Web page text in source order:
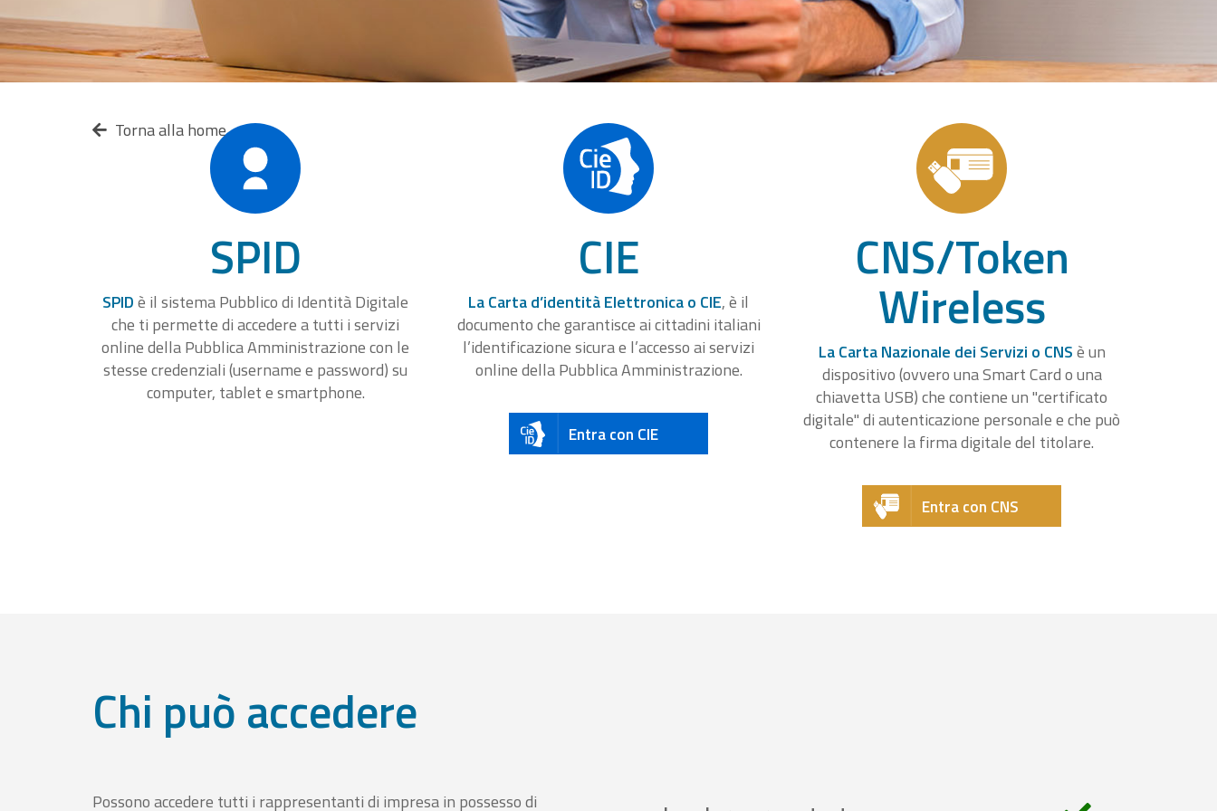
Torna alla home
SPID
SPIDè il sistema Pubblico di Identità Digitale
che ti permette di accedere a tutti i servizi
online della Pubblica Amministrazione con le
stesse credenziali (username e password) su
computer, tablet e smartphone.
CIE
La Carta d’identità Elettronica o CIE, è il
documento che garantisce ai cittadini italiani
l’identificazione sicura e l’accesso ai servizi
online della Pubblica Amministrazione.
Entra con CIE
CNS/Token
Wireless
La Carta Nazionale dei Servizi o CNSè un
dispositivo (ovvero una Smart Card o una
chiavetta USB) che contiene un "certificato
digitale" di autenticazione personale e che può
contenere la firma digitale del titolare.
Entra con CNS
Chi può accedere
Possono accedere tutti i rappresentanti di impresa in possesso di